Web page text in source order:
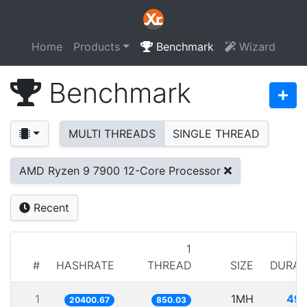
Home Products Benchmark Wizard
Benchmark
MULTI THREADS SINGLE THREAD
AMD Ryzen 9 7900 12-Core Processor
Recent
# HASHRATE
1
THREAD
SIZE
1 20400.67 850.03 1MH